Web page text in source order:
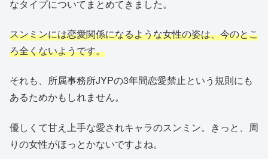
なタイプについてまとめてきました。
スンミンには恋愛関係になるような女性の姿は、今のとこ
ろ全くないようです。
それも、所属事務所JYPの3年間恋愛禁止という規則にも
あるためかもしれません。
優しくて甘え上手な愛されキャラのスンミン。きっと、周
りの女性がほっとかないですよね。